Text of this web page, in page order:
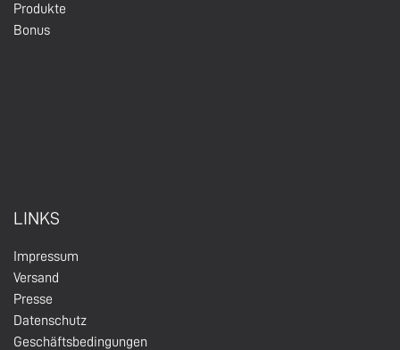
Produkte
Bonus
LINKS
Impressum
Versand
Presse
Datenschutz
Geschäftsbedingungen